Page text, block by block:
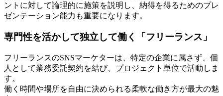
ントに対して論理的に施策を説明し、納得を得るためのプレ
ゼンテーション能力も重要になります。
専門性を活かして独立して働く「フリーランス」
フリーランスのSNSマーケターは、特定の企業に属さず、個
人として業務委託契約を結び、プロジェクト単位で活動しま
す。
働く時間や場所を自由に決められる柔軟な働き方が最大の魅